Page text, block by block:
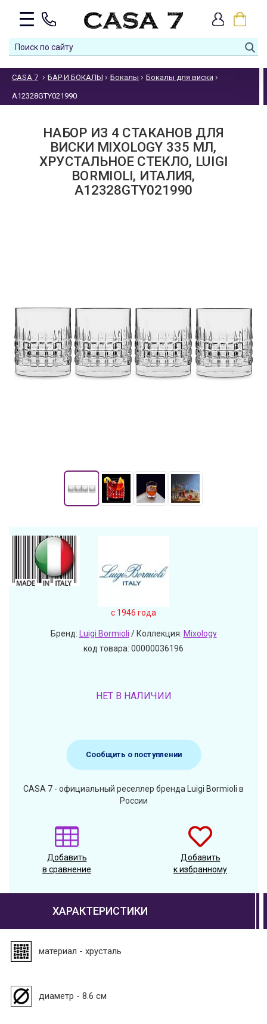
CASA 7 БАР И БОКАЛЫ Бокалы Бокалы для виски
A12328GTY021990
НАБОР ИЗ 4 CТАКАНОВ ДЛЯ
ВИСКИ MIXOLOGY 335 МЛ,
ХРУСТАЛЬНОЕ СТЕКЛО, LUIGI
BORMIOLI, ИТАЛИЯ,
A12328GTY021990
c 1946 года
Бренд: Luigi Bormioli / Коллекция: Mixology
код товара: 00000036196
НЕТ В НАЛИЧИИ
Сообщить о поступлении
CASA 7 - официальный реселлер бренда Luigi Bormioli в
России
Добавить
в сравнение
Добавить
к избранному
ХАРАКТЕРИСТИКИ
материал - хрусталь
диаметр - 8.6 см